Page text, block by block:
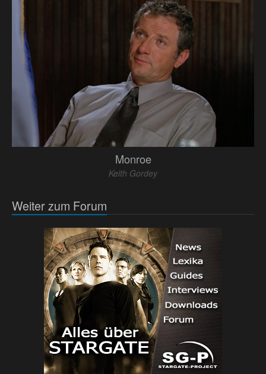
Monroe
Keith Gordey
Weiter zum Forum